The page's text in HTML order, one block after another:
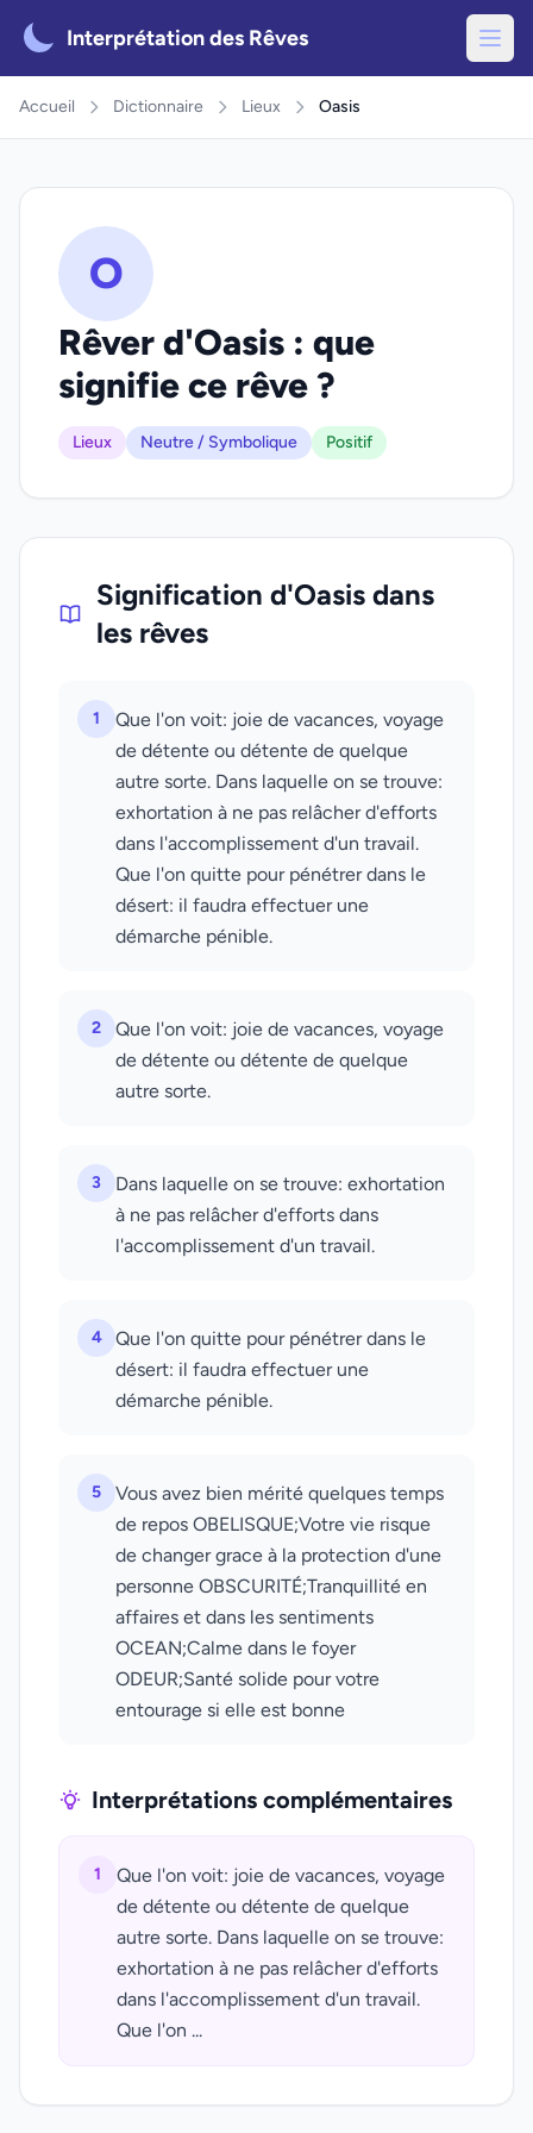
Interprétation des Rêves
Accueil Dictionnaire Lieux Oasis
O
Rêver d'Oasis : que
signifie ce rêve ?
Lieux Neutre / Symbolique Positif
Signification d'Oasis dans
les rêves
1
Que l'on voit: joie de vacances, voyage
de détente ou détente de quelque
autre sorte. Dans laquelle on se trouve:
exhortation à ne pas relâcher d'efforts
dans l'accomplissement d'un travail.
Que l'on quitte pour pénétrer dans le
désert: il faudra effectuer une
démarche pénible.
2
Que l'on voit: joie de vacances, voyage
de détente ou détente de quelque
autre sorte.
3
Dans laquelle on se trouve: exhortation
à ne pas relâcher d'efforts dans
l'accomplissement d'un travail.
4
Que l'on quitte pour pénétrer dans le
désert: il faudra effectuer une
démarche pénible.
5
Vous avez bien mérité quelques temps
de repos OBELISQUE;Votre vie risque
de changer grace à la protection d'une
personne OBSCURITÉ;Tranquillité en
affaires et dans les sentiments
OCEAN;Calme dans le foyer
ODEUR;Santé solide pour votre
entourage si elle est bonne
Interprétations complémentaires
1
Que l'on voit: joie de vacances, voyage
de détente ou détente de quelque
autre sorte. Dans laquelle on se trouve:
exhortation à ne pas relâcher d'efforts
dans l'accomplissement d'un travail.
Que l'on ...